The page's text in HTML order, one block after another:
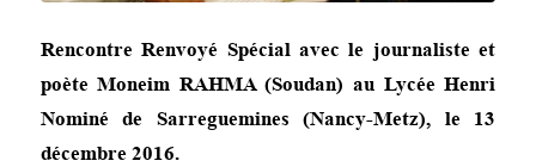
Rencontre Renvoyé Spécial avec le journaliste et
poète Moneim RAHMA (Soudan) au Lycée Henri
Nominé de Sarreguemines (Nancy-Metz), le 13
décembre 2016.